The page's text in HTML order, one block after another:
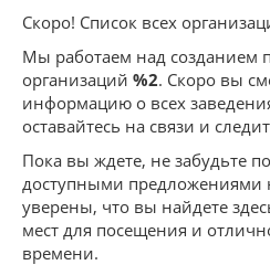
КОМАРКИ (РАЙОНЫ)
РЕЦЕПТЫ
ПРЕДЛОЖЕНИЯ
СТАТЬИ
УСЛУГИ
Скоро! Список всех
Мы работаем над созданием
организаций %2. Скоро вы
информацию о всех
оставайтесь на связи и
Пока вы ждете, не забудьте
доступными предложениями
уверены, что вы найдете
мест для посещения и
времени.